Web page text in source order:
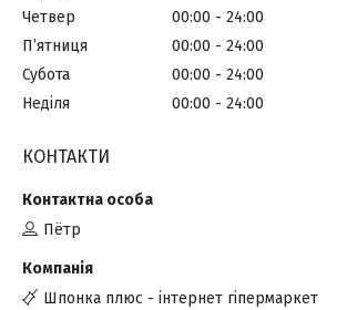
Четвер
00:00
24:00
Пʼятниця
00:00
24:00
Субота
00:00
24:00
Неділя
00:00 24:00
КОНТАКТИ
Пётр
Шпонка плюс - інтернет гіпермаркет